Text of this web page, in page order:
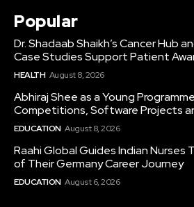
Popular
Dr. Shadaab Shaikh’s Cancer Hub
Case Studies Support Patient
HEALTH August 8, 2026
Abhiraj Shee as a Young
Competitions, Software Projects
EDUCATION August 8, 2026
Raahi Global Guides Indian Nurses
of Their Germany Career Journey
EDUCATION August 6, 2026